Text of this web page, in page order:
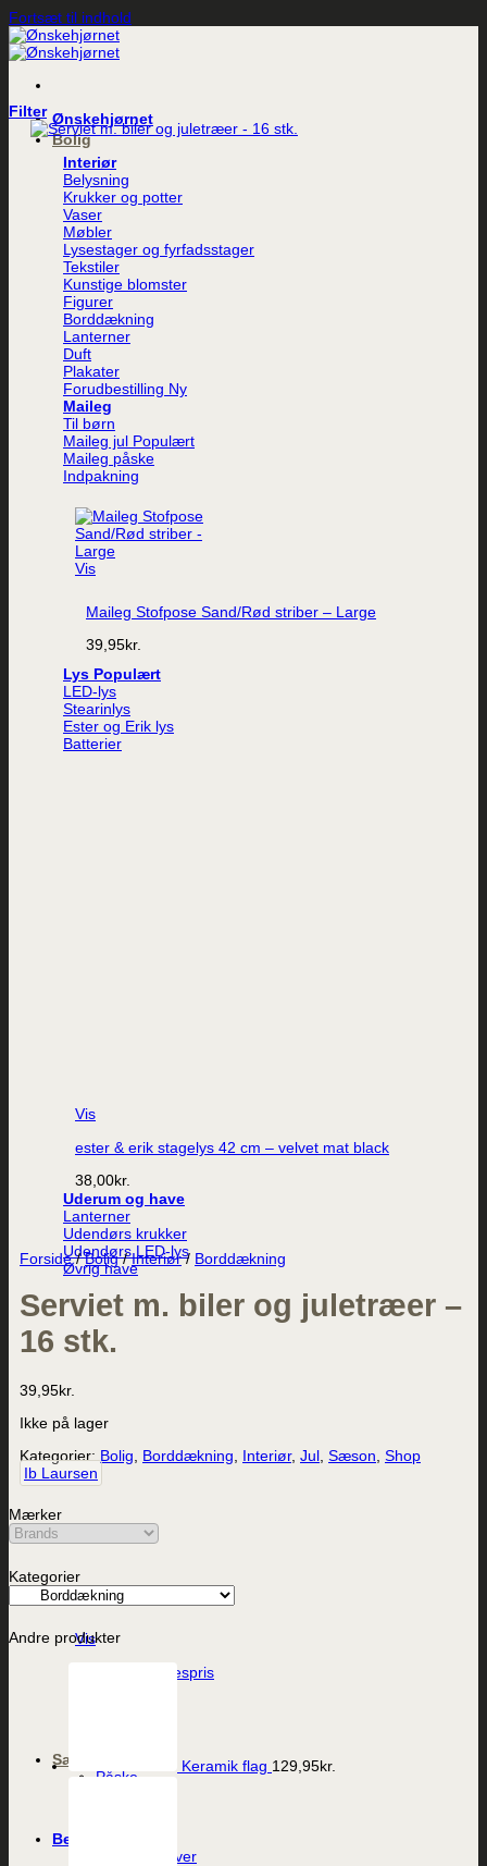
Fortsæt til indhold
Ønskehjørnet
Bolig
Interiør
Belysning
Krukker og potter
Vaser
Møbler
Lysestager og fyrfadsstager
Tekstiler
Kunstige blomster
Figurer
Borddækning
Lanterner
Duft
Plakater
Forudbestilling
Maileg
Til børn
Maileg jul
Maileg påske
Indpakning
Vis
Maileg Stofpose Sand/Rød striber – Large
39,95kr.
Lys
LED-lys
Stearinlys
Ester og Erik lys
Batterier
Vis
ester & erik stagelys 42 cm – velvet mat black
38,00kr.
Uderum og have
Lanterner
Udendørs krukker
Udendørs LED-lys
Øvrig have
Vis
Porcelæns Ærespris
Sæson
Påske
Begivenheder
Værtindegaver
Filter
Forside / Bolig / Interiør / Borddækning
Serviet m. biler og juletræer –
16 stk.
39,95kr.
Ikke på lager
Kategorier:Bolig, Borddækning, Interiør, Jul, Sæson, Shop
Ib Laursen
Mærker
Kategorier
Andre produkter
Keramik flag 129,95kr.